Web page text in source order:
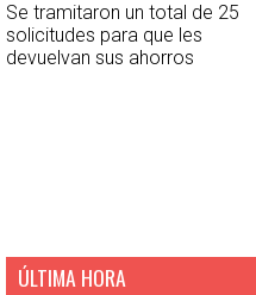
Se tramitaron un total de 25
solicitudes para que les
devuelvan sus ahorros
ÚLTIMA HORA